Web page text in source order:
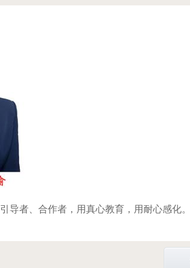
导者、合作者，用真心教育，用耐心感化。